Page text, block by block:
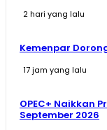
2 hari yang lalu
Kemenpar
17 jam yang lalu
OPEC+ Naikkan
September 2026